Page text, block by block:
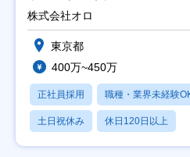
修充実】
株式会社オロ
東京都
400万~450万
正社員採用 職種・業界未経験
土日祝休み 休日120日以上